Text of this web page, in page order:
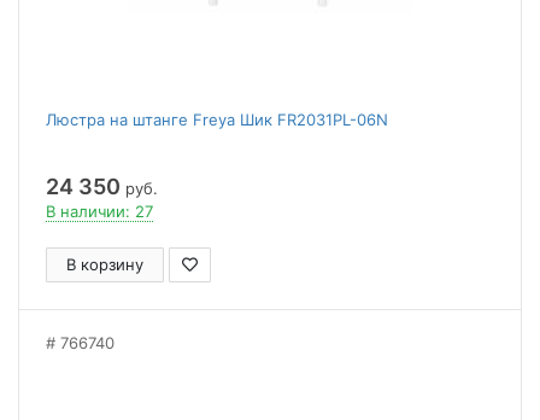
Люстра на штанге Freya Шик FR2031PL-06N
24 350 руб.
В наличии: 27
В корзину
766740